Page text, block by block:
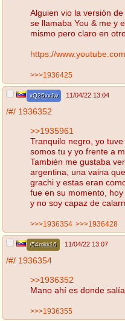
Alguien vio la versión
se llamaba You & me y
mismo pero claro en
https://
>>>1936425
xQ25xxJw 11/04/22 13:04
/#/ 1936352
>>1935961
Tranquilo negro, yo
somos tu y yo frente a
También me gustaba
argentina, una vaina
grachi y estas eran
fue en su momento,
y no soy capaz de
>>>1936354 >>>1936428
/54mkk16 11/04/22 13:07
/#/ 1936354
>>1936352
Mano ahí es donde
>>>1936355